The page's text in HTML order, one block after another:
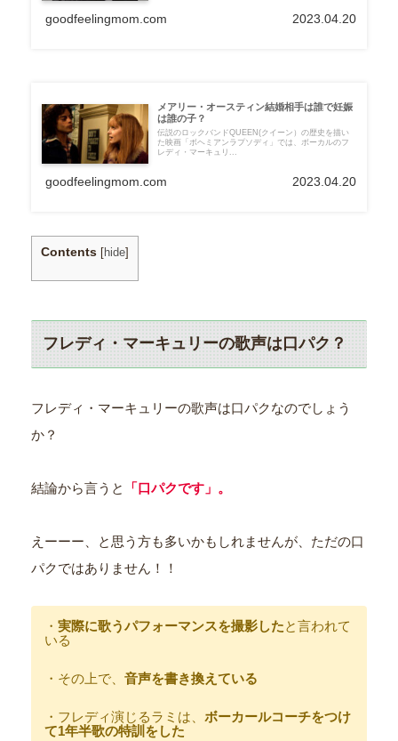
goodfeelingmom.com 2023.04.20
メアリー・オースティン結婚相手は誰で妊娠
は誰の子？
伝説のロックバンドQUEEN(クイーン）の歴史を描い
た映画「ボヘミアンラプソディ」では、ボーカルのフ
レディ・マーキュリ...
goodfeelingmom.com 2023.04.20
Contents [hide]
フレディ・マーキュリーの歌声は口パク？
フレディ・マーキュリーの歌声は口パクなのでしょう
か？
結論から言うと 「口パクです」。
えーーー、と思う方も多いかもしれませんが、ただの口
パクではありません！！
・ 実際に歌うパフォーマンスを撮影したと言われて
いる
・その上で、 音声を書き換えている
・フレディ演じるラミは、 ボーカールコーチをつけ
て1年半歌の特訓をした